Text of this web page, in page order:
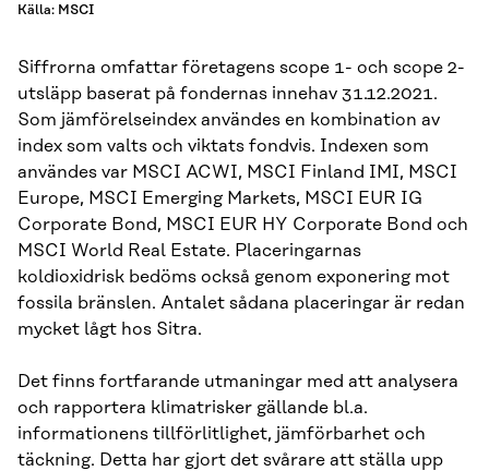
Källa: MSCI
Siffrorna omfattar företagens scope 1- och scope 2-
utsläpp baserat på fondernas innehav 31.12.2021.
Som jämförelseindex användes en kombination av
index som valts och viktats fondvis. Indexen som
användes var MSCI ACWI, MSCI Finland IMI, MSCI
Europe, MSCI Emerging Markets, MSCI EUR IG
Corporate Bond, MSCI EUR HY Corporate Bond och
MSCI World Real Estate. Placeringarnas
koldioxidrisk bedöms också genom exponering mot
fossila bränslen. Antalet sådana placeringar är redan
mycket lågt hos Sitra.
Det finns fortfarande utmaningar med att analysera
och rapportera klimatrisker gällande bl.a.
informationens tillförlitlighet, jämförbarhet och
täckning. Detta har gjort det svårare att ställa upp